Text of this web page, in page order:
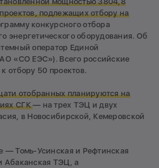
подлежащих отбору на
конкурсного отбора
энергетического оборудования. Об
оператор Единой
«СО ЕЭС»). Всего российские
отбору 50 проектов.
отобранных планируются на
СГК— на трех ТЭЦ и двух
в Новосибирской, Кемеровской
— Томь-Усинская и Рефтинская
Абаканская ТЭЦ, а